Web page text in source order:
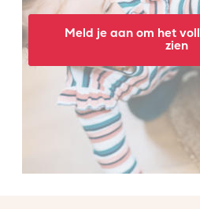
Meld je aan om het
zien